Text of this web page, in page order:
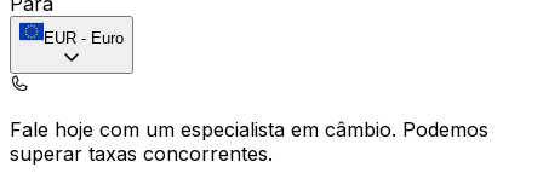
EUR - Euro
Fale hoje com um especialista em câmbio. Podemos
superar taxas concorrentes.